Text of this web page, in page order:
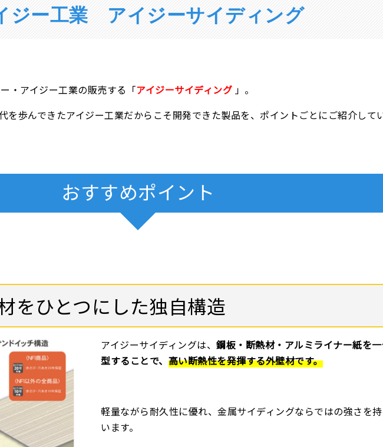
ジー工業 アイジーサイディング
・アイジー工業の販売する「アイジーサイディング 」。
を歩んできたアイジー工業だからこそ開発できた製品を、ポイントごとにご紹介して
おすすめポイント
をひとつにした独自構造
アイジーサイディングは、 鋼板・断熱材・アルミライナー紙を
型することで、 高い断熱性を発揮する外壁材です。
軽量ながら耐久性に優れ、金属サイディングならではの強さを持
います。